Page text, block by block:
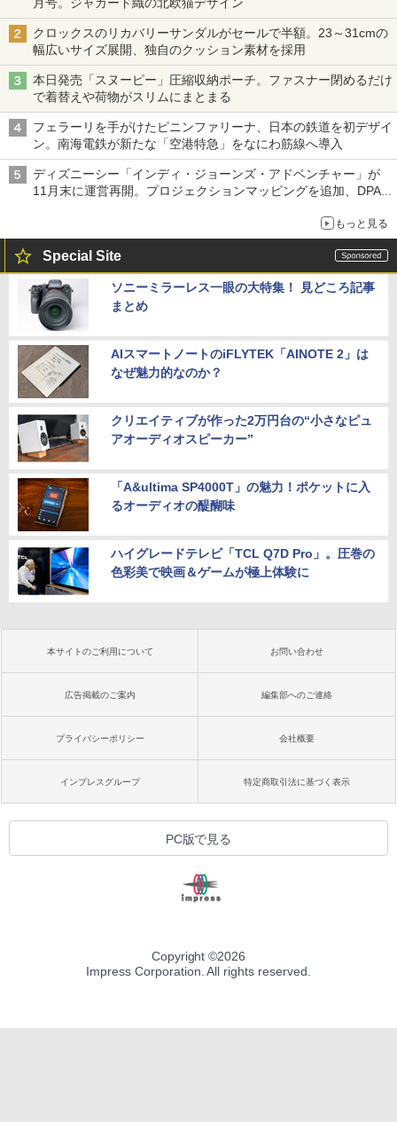
月号。ジャカード織の北欧猫デザイン
クロックスのリカバリーサンダルがセールで半額。23～31cmの
幅広いサイズ展開、独自のクッション素材を採用
本日発売「スヌーピー」圧縮収納ポーチ。ファスナー閉めるだけ
で着替えや荷物がスリムにまとまる
フェラーリを手がけたピニンファリーナ、日本の鉄道を初デザイ
ン。南海電鉄が新たな「空港特急」をなにわ筋線へ導入
ディズニーシー「インディ・ジョーンズ・アドベンチャー」が
11月末に運営再開。プロジェクションマッピングを追加、DPA
もっと見る
Special Site
ソニーミラーレス一眼の大特集！ 見どころ記事
まとめ
AIスマートノートのiFLYTEK「AINOTE 2」は
なぜ魅力的なのか？
クリエイティブが作った2万円台の“小さなピュ
アオーディオスピーカー”
「A&ultima SP4000T」の魅力！ポケットに入
るオーディオの醍醐味
ハイグレードテレビ「TCL Q7D Pro」。圧巻の
色彩美で映画＆ゲームが極上体験に
本サイトのご利用について お問い合わせ
広告掲載のご案内 編集部へのご連絡
プライバシーポリシー 会社概要
インプレスグループ 特定商取引法に基づく表示
PC版で見る
Copyright ©2026
Impress Corporation. All rights reserved.